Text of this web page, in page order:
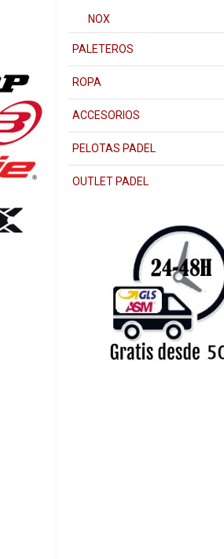
NOX
PALETEROS
ROPA
ACCESORIOS
PELOTAS PADEL
OUTLET PADEL